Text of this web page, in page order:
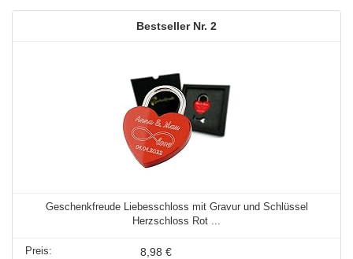
2
Geschenkfreude Liebesschloss mit Gravur und Schlüssel
Herzschloss Rot ...
8,98 €